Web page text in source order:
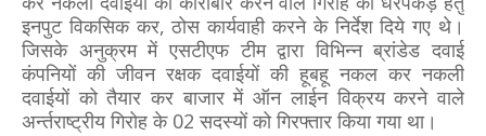
इनपुट विकसिक कर, ठोस कार्यवाही करने के निर्देश दिये गए थे।
जिसके अनुक्रम में एसटीएफ टीम द्वारा विभिन्न ब्रांडेड दवाई
कंपनियों की जीवन रक्षक दवाईयों की हूबहू नकल कर नकली
दवाईयों को तैयार कर बाजार में ऑन लाईन विक्रय करने वाले
अर्न्तराष्ट्रीय गिरोह के 02 सदस्यों को गिरफ्तार किया गया था।